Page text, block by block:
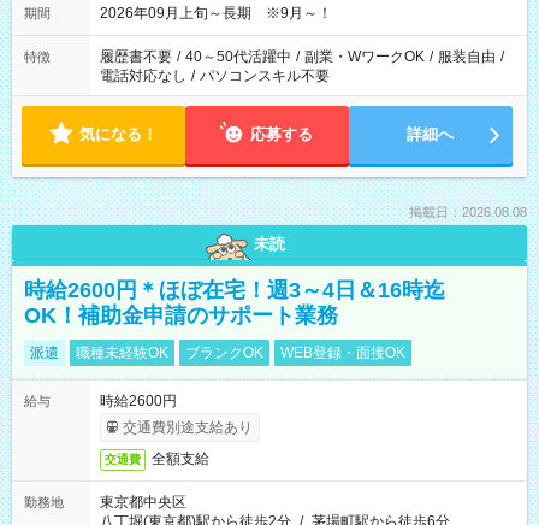
期間 2026年09月上旬～長期 ※9月～！
特徴 履歴書不要 / 40～50代活躍中 / 副業・WワークOK / 服装自由 /
電話対応なし / パソコンスキル不要
気になる！ 応募する 詳細へ
掲載日：2026.08.08
未読
時給2600円＊ほぼ在宅！週3～4日＆16時迄
OK！補助金申請のサポート業務
派遣 職種未経験OK ブランクOK WEB登録・面接OK
給与
時給2600円
交通費別途支給あり
交通費 全額支給
勤務地
東京都中央区
八丁堀(東京都)駅から徒歩2分 / 茅場町駅から徒歩6分